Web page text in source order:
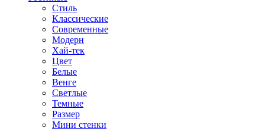
Стиль
Классические
Современные
Модерн
Хай-тек
Цвет
Белые
Венге
Светлые
Темные
Размер
Мини стенки